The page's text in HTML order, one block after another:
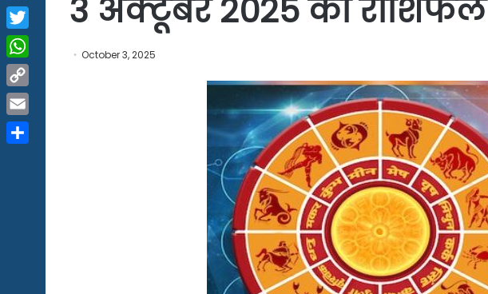
3 अक्टूबर 2025 का राशिफल
October 3, 2025
Facebook
Twitter
WhatsApp
Copy
Link
Email